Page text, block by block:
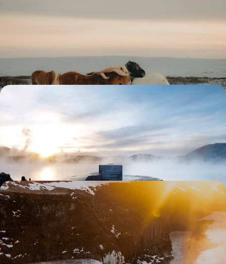
À l'heure d'hiver, l’Islande cool en famille
9 jours, de CHF 2600 à CHF 3800
Blue Lagoon & Cercle d’Or en adresses privilégiées -
Échappée zen en Islande
Lagon privé et horizon volcanique ; cottage de charme et cuisine
inventive : vos deux retraites exclusives
5 jours, de CHF 3100 à CHF 4200
Road-trip estival inspirant en Islande - Grand air,
joies thermales et saveurs nordiques
Aux beaux jours, se lancer dans un périple grisant dans le nord-ouest
islandais et voir défiler fjords, cascades, geysers et plages noires
11 jours, de CHF 3400 à CHF 4900